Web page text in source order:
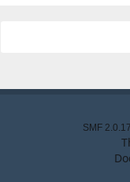
SMF 2.0.17